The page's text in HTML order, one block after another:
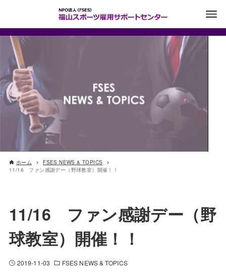
ホーム
FSES NEWS & TOPICS
11/16 ファン感謝デー（野球教室）開催！！
11/16 ファン感謝デー（野
球教室）開催！！
2019-11-03 FSES NEWS & TOPICS